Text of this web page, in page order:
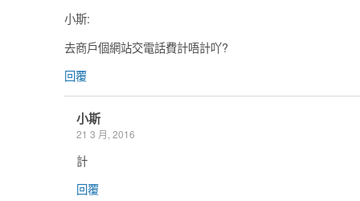
小斯:
去商戶個網站交電話費計唔計吖?
回覆
小斯
21 3 月, 2016
計
回覆